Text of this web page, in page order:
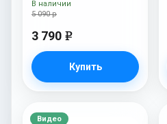
5 090 р
3 790 e
Купить
В наличии
Видео